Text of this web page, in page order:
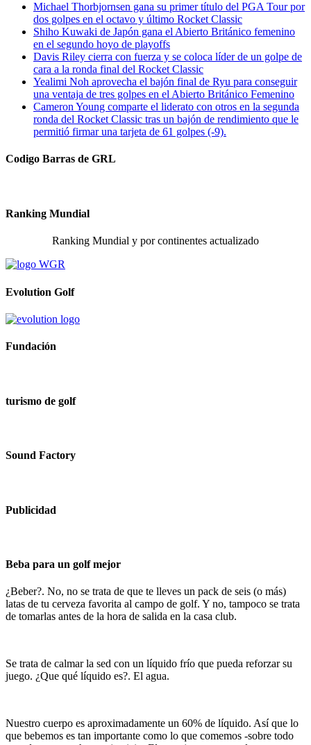
Michael Thorbjornsen gana su primer título del PGA Tour por
dos golpes en el octavo y último Rocket Classic
Shiho Kuwaki de Japón gana el Abierto Británico femenino
en el segundo hoyo de playoffs
Davis Riley cierra con fuerza y ​​se coloca líder de un golpe de
cara a la ronda final del Rocket Classic
Yealimi Noh aprovecha el bajón final de Ryu para conseguir
una ventaja de tres golpes en el Abierto Británico Femenino
Cameron Young comparte el liderato con otros en la segunda
ronda del Rocket Classic tras un bajón de rendimiento que le
permitió firmar una tarjeta de 61 golpes (-9).
Codigo Barras de GRL
Ranking Mundial
Ranking Mundial y por continentes actualizado
Evolution Golf
Fundación
turismo de golf
Sound Factory
Publicidad
Beba para un golf mejor
¿Beber?. No, no se trata de que te lleves un pack de seis (o más)
latas de tu cerveza favorita al campo de golf. Y no, tampoco se trata
de tomarlas antes de la hora de salida en la casa club.
Se trata de calmar la sed con un líquido frío que pueda reforzar su
juego. ¿Que qué líquido es?. El agua.
Nuestro cuerpo es aproximadamente un 60% de líquido. Así que lo
que bebemos es tan importante como lo que comemos -sobre todo